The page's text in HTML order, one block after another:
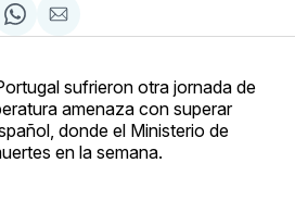
Share
on
Compartir
via
sufrieron otra jornada de
amenaza con superar
donde el Ministerio de
en la semana.